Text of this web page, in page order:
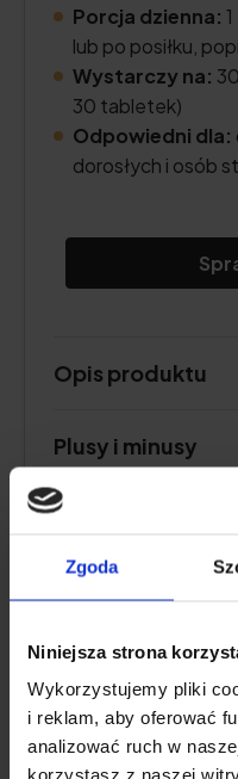
Zgoda
Niniejsza strona
Wykorzystujemy pliki
i reklam, aby oferować
analizować ruch w
korzystasz z naszej
Porcja dzienna:
lub po posiłku,
Wystarczy na:
30 tabletek)
Odpowiedni dla:
dorosłych i osób
Opis produktu
Plusy i minusy
Jodyna 3%,